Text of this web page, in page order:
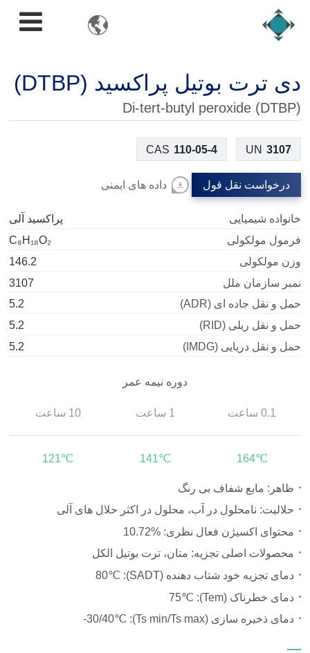

دی ترت بوتیل پراکسید (DTBP)
Di-tert-butyl peroxide (DTBP)
CAS 110-05-4 UN 3107
درخواست نقل قول داده های ایمنی
خانواده شیمیایی
پراکسید آلی
فرمول مولکولی
C₈H₁₈O₂
وزن مولکولی
146.2
نمبر سازمان ملل
3107
حمل و نقل جاده ای (ADR)
5.2
حمل و نقل ریلی (RID)
5.2
حمل و نقل دریایی (IMDG)
5.2
دوره نیمه عمر
0.1 ساعت
164℃
1 ساعت
141℃
10 ساعت
121℃
ظاهر: مایع شفاف بی رنگ
حلالیت: نامحلول در آب، محلول در اکثر حلال های آلی
محتوای اکسیژن فعال نظری:10.72%
محصولات اصلی تجزیه: متان، ترت بوتیل الکل
دمای تجزیه خود شتاب دهنده (SADT):
80℃
دمای خطرناک (Tem):
75℃
دمای ذخیره سازی (Ts min/Ts max):
-30/40℃